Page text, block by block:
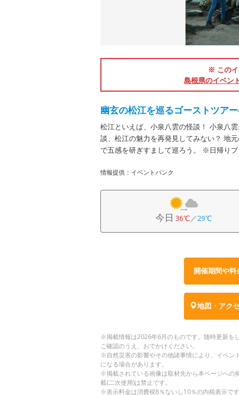
※ このイ
島根県のイベン
幽玄の松江を巡るゴーストツア
松江といえば、小泉八雲の怪談！ 小泉八
談、松江の魅力を再発見してみない？ 地
で五感を研ぎすまして巡ろう。 ※日帰り
情報提供：イベントバンク
今日 36℃／29℃
開催期間や
地図・アク
※掲載情報は2026年6月のものです。随時更新を
ご確認のうえ、おでかけください。
※自然災害の影響やその他諸事情により、イベン
になる場合があります。
※掲載されている画像は取材先から本ページへの
載(二次使用)は禁止です。
※表示料金は消費税8％ないし10％の内税表示です